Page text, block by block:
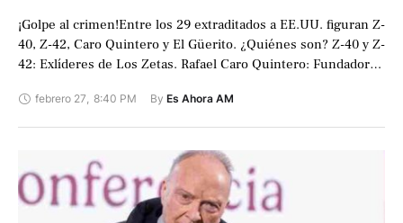
¡Golpe al crimen!Entre los 29 extraditados a EE.UU. figuran Z-
40, Z-42, Caro Quintero y El Güerito. ¿Quiénes son? Z-40 y Z-
42: Exlíderes de Los Zetas. Rafael Caro Quintero: Fundador
febrero 27, 8:40 PM By Es Ahora AM